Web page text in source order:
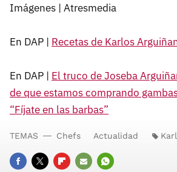
Imágenes | Atresmedia
En DAP | Recetas de Karlos
En DAP | El truco de Joseba
de que estamos comprando
“Fíjate en las barbas”
TEMAS Chefs Actualidad